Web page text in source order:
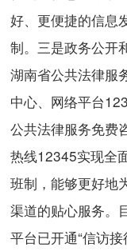
好、更便捷的信息
制。三是政务公开
湖南省公共法律
中心、网络平台
公共法律服务免费
热线12345实现全
班制，能够更好地
渠道的贴心服务。
平台已开通“信访